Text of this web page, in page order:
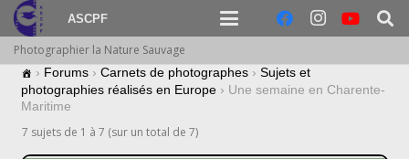
ASCPF
Photographier la Nature Sauvage
› Forums › Carnets de photographes › Sujets et
photographies réalisés en Europe › Une semaine en Charente-
Maritime
7 sujets de 1 à 7 (sur un total de 7)